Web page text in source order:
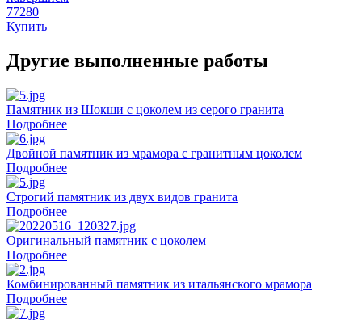
77280
Купить
Другие выполненные работы
Памятник из Шокши с цоколем из серого гранита
Подробнее
Двойной памятник из мрамора с гранитным цоколем
Подробнее
Строгий памятник из двух видов гранита
Подробнее
Оригинальный памятник с цоколем
Подробнее
Комбинированный памятник из итальянского мрамора
Подробнее